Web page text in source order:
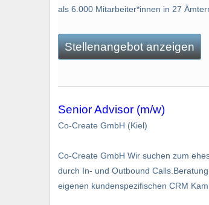
als 6.000 Mitarbeiter*innen in 27
Stellenangebot anzeigen
Senior Advisor (m/w)
Co-Create GmbH (Kiel)
Co-Create GmbH Wir suchen zum
durch In- und Outbound
eigenen kundenspezifischen CRM